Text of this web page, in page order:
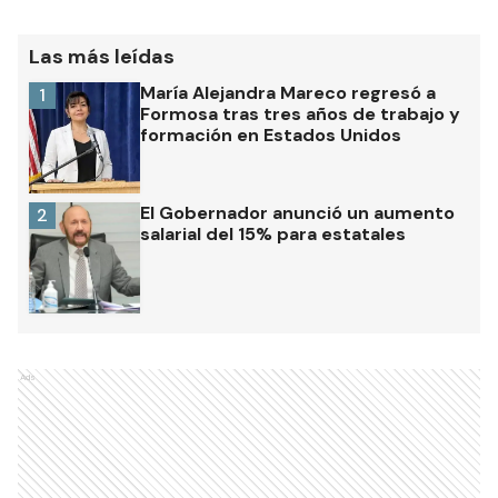
Las más leídas
María Alejandra Mareco regresó a
Formosa tras tres años de trabajo y
formación en Estados Unidos
1
El Gobernador anunció un aumento
salarial del 15% para estatales
2
Ads